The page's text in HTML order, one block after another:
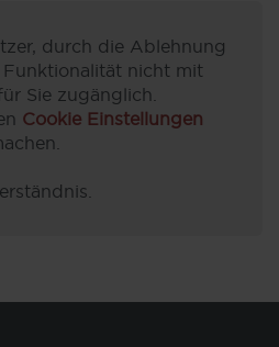
durch die Ablehnung
Funktionalität nicht mit
Sie zugänglich.
Cookie Einstellungen